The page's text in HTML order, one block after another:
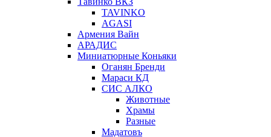
TAVINKO
AGASI
Армения Вайн
АРАДИС
Миниатюрные Коньяки
Оганян Бренди
Мараси КД
СИС АЛКО
Животные
Храмы
Разные
Мадатовъ